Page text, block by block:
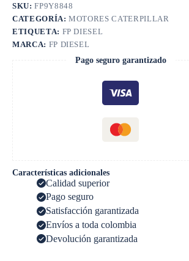
SKU:FP9Y8848
CATEGORÍA:MOTORES CATERPILLAR
ETIQUETA: FP DIESEL
MARCA: FP DIESEL
Pago seguro garantizado
Características adicionales
Calidad superior
Pago seguro
Satisfacción garantizada
Envíos a toda colombia
Devolución garantizada